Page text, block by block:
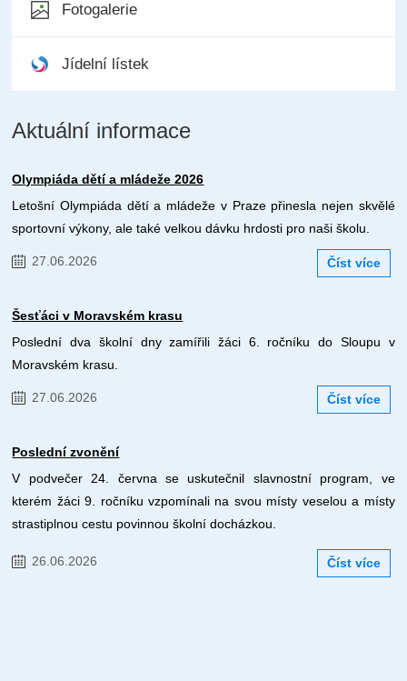
Fotogalerie
Jídelní lístek
Aktuální informace
Olympiáda dětí a mládeže 2026
Letošní Olympiáda dětí a mládeže v Praze přinesla nejen skvělé
sportovní výkony, ale také velkou dávku hrdosti pro naši školu.
27.06.2026 Číst více
Šesťáci v Moravském krasu
Poslední dva školní dny zamířili žáci 6. ročníku do Sloupu v
Moravském krasu.
27.06.2026 Číst více
Poslední zvonění
V podvečer 24. června se uskutečnil slavnostní program, ve
kterém žáci 9. ročníku vzpomínali na svou místy veselou a místy
strastiplnou cestu povinnou školní docházkou.
26.06.2026 Číst více